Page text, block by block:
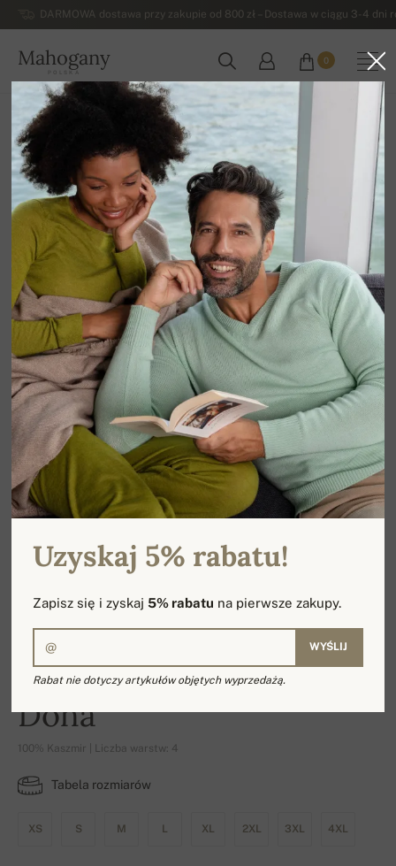
DARMOWA dostawa przy zakupie od 800 zł – Dostawa w ciągu 3-4
Mahogany
POLSKA
0
Strona główna
Męskie swetry z kaszmiru
Męskie kaszmirowe swetry na guziki
Doha
100% Kaszmir | Liczba warstw: 4
Tabela rozmiarów
XS S M L XL 2XL 3XL 4XL
Uzyskaj 5% rabatu!
Zapisz się i zyskaj5% rabatu na pierwsze zakupy.
WYŚLIJ
Rabat nie dotyczy artykułów objętych wyprzedażą.